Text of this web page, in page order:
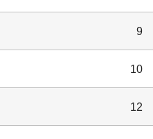
9
10
12